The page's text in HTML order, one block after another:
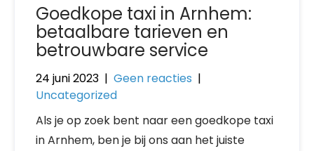
Goedkope taxi in Arnhem:
betaalbare tarieven en
betrouwbare service
24 juni 2023 | Geen reacties |
Uncategorized
Als je op zoek bent naar een goedkope taxi
in Arnhem, ben je bij ons aan het juiste